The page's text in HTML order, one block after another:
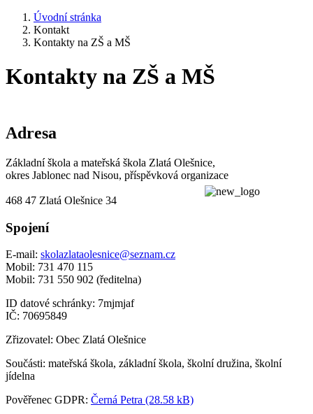
Úvodní stránka
Kontakt
Kontakty na ZŠ a MŠ
Kontakty na ZŠ a MŠ
Adresa
Základní škola a mateřská škola Zlatá Olešnice,
okres Jablonec nad Nisou, příspěvková organizace
468 47 Zlatá Olešnice 34
Spojení
E-mail: skolazlataolesnice@seznam.cz
Mobil: 731 470 115
Mobil: 731 550 902 (ředitelna)
ID datové schránky: 7mjmjaf
IČ: 70695849
Zřizovatel: Obec Zlatá Olešnice
Součásti: mateřská škola, základní škola, školní družina, školní
jídelna
Pověřenec GDPR: Černá Petra (28.58 kB)